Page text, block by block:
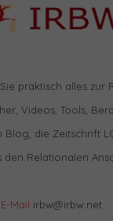
praktisch alles zur
Videos, Tools,
Blog, die Zeitschrift
Relationalen
E-Mail irbw@irbw.net